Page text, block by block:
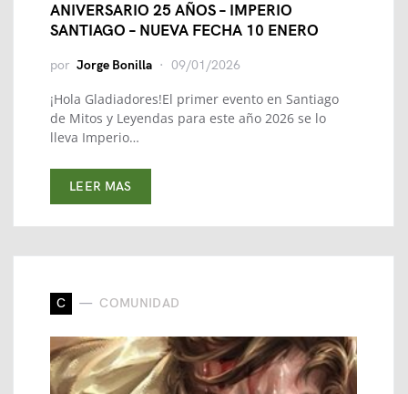
ANIVERSARIO 25 AÑOS – IMPERIO
SANTIAGO – NUEVA FECHA 10 ENERO
por Jorge Bonilla 09/01/2026
¡Hola Gladiadores!El primer evento en Santiago
de Mitos y Leyendas para este año 2026 se lo
lleva Imperio…
LEER MAS
C COMUNIDAD